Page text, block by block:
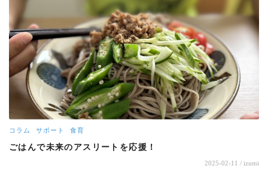
コラム サポート 食育
ごはんで未来のアスリートを応援！
2025-02-11 / izumi